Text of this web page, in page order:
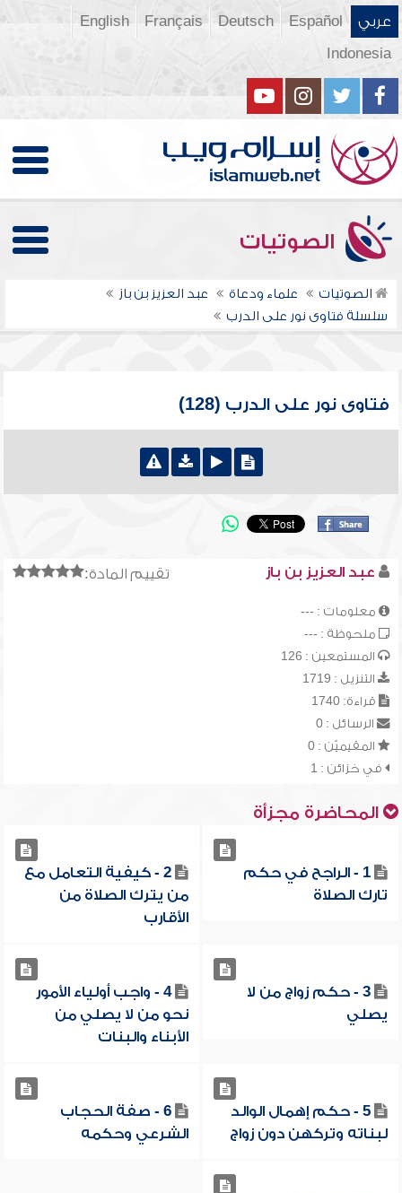
عربي Español
Deutsch
Français
English
Indonesia
الصوتيات
الصوتيات علماء ودعاة
عبد العزيز بن باز
سلسلة فتاوى نور على الدرب
فتاوى نور على الدرب (128)
تقييم المادة: عبد العزيز بن باز
معلومات : ---
ملحوظة : ---
المستمعين : 126
التنزيل : 1719
قراءة: 1740
الرسائل : 0
المقيميّن : 0
في خزائن : 1
المحاضرة مجزأة
1 - الراجح في حكم
تارك الصلاة
2 - كيفية التعامل مع
من يترك الصلاة من
الأقارب
3 - حكم زواج من لا
يصلي
4 - واجب أولياء الأمور
نحو من لا يصلي من
الأبناء والبنات
5 - حكم إهمال الوالد
لبناته وتركهن دون زواج
6 - صفة الحجاب
الشرعي وحكمه